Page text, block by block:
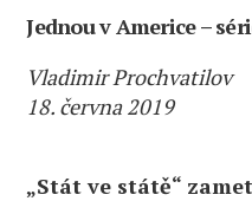
Jednou v Americe –
Vladimir Prochvatilov
18. června 2019
„Stát ve státě“